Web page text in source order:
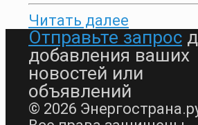
Читать далее
Отправьте запрос
добавления ваших
новостей или
объявлений
© 2026